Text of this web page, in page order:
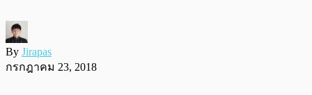
By Jirapas
กรกฎาคม 23, 2018